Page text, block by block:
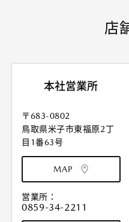
店
本社営業所
〒683-0802
鳥取県米子市東福原2丁
目1番63号
MAP
営業所：
0859-34-2211